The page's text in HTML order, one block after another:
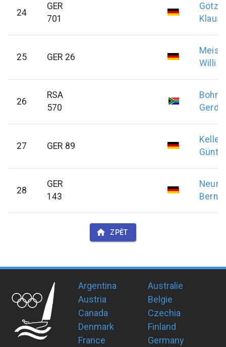
24
GER
701
Götz
25 GER 26
Willi
26
RSA
570
Gerd
27 GER 89
28
GER
143
Bernd
ZPĚT
Argentina
Australie
Austria
Belgie
Canada
Czechia
Denmark
Finland
France
Germany